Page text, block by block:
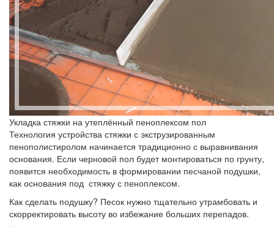
Укладка стяжки на утеплённый пеноплексом пол
Технология устройства стяжки с экструзированным
пенополистиролом начинается традиционно с выравнивания
основания. Если черновой пол будет монтироваться по грунту,
появится необходимость в формировании песчаной подушки,
как основания под стяжку с пеноплексом.
Как сделать подушку? Песок нужно тщательно утрамбовать и
скорректировать высоту во избежание больших перепадов.